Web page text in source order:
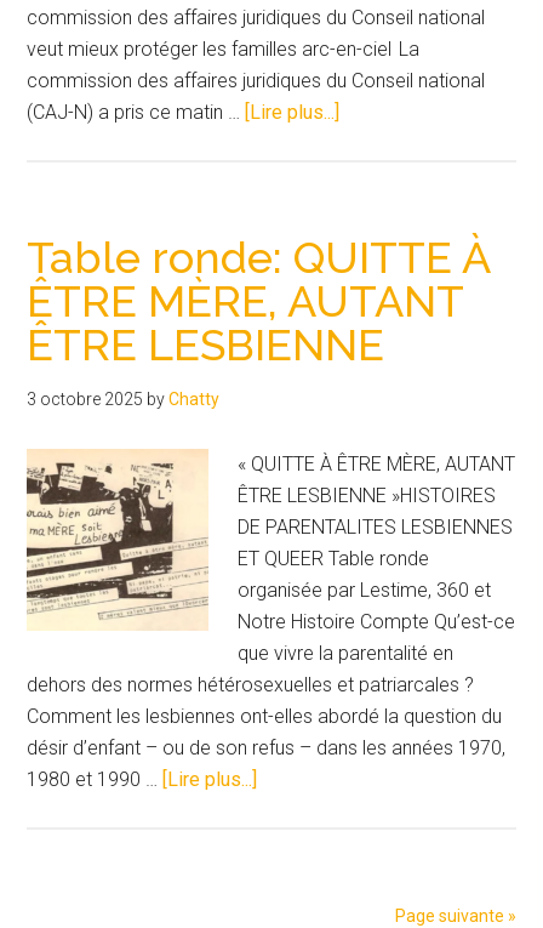
commission des affaires juridiques du Conseil national
veut mieux protéger les familles arc-en-ciel La
commission des affaires juridiques du Conseil national
(CAJ-N) a pris ce matin …
[Lire plus...]
commission
des
affaires
juridiques
du
veut
mieux
protéger
les
familles
arc-
en-
ciel ￼
Table ronde: QUITTE À
ÊTRE MÈRE, AUTANT
ÊTRE LESBIENNE
3 octobre 2025 byChatty
« QUITTE À ÊTRE MÈRE, AUTANT
ÊTRE LESBIENNE »HISTOIRES
DE PARENTALITES LESBIENNES
ET QUEER Table ronde
organisée par Lestime, 360 et
Notre Histoire Compte Qu’est-ce
que vivre la parentalité en
dehors des normes hétérosexuelles et patriarcales ?
Comment les lesbiennes ont-elles abordé la question du
désir d’enfant – ou de son refus – dans les années 1970,
1980 et 1990 …
[Lire plus...]
Page suivante »